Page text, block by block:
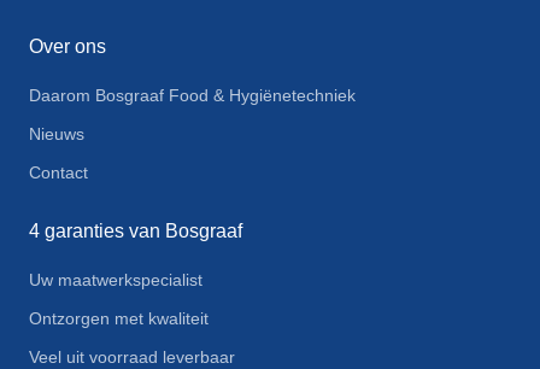
Over ons
Daarom Bosgraaf Food & Hygiënetechniek
Nieuws
Contact
4 garanties van Bosgraaf
Uw maatwerkspecialist
Ontzorgen met kwaliteit
Veel uit voorraad leverbaar